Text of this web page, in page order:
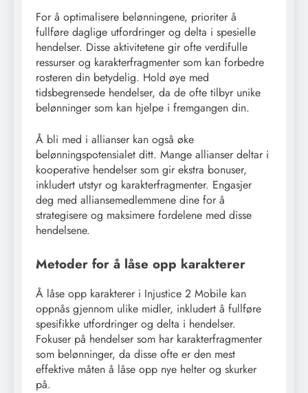
For å optimalisere belønningene, prioriter å
fullføre daglige utfordringer og delta i spesielle
hendelser. Disse aktivitetene gir ofte verdifulle
ressurser og karakterfragmenter som kan forbedre
rosteren din betydelig. Hold øye med
tidsbegrensede hendelser, da de ofte tilbyr unike
belønninger som kan hjelpe i fremgangen din.
Å bli med i allianser kan også øke
belønningspotensialet ditt. Mange allianser deltar i
kooperative hendelser som gir ekstra bonuser,
inkludert utstyr og karakterfragmenter. Engasjer
deg med alliansemedlemmene dine for å
strategisere og maksimere fordelene med disse
hendelsene.
Metoder for å låse opp karakterer
Å låse opp karakterer i Injustice 2 Mobile kan
oppnås gjennom ulike midler, inkludert å fullføre
spesifikke utfordringer og delta i hendelser.
Fokuser på hendelser som har karakterfragmenter
som belønninger, da disse ofte er den mest
effektive måten å låse opp nye helter og skurker
på.